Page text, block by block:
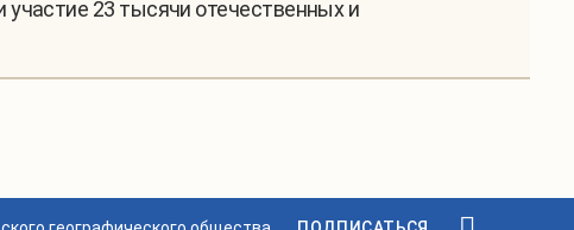
23 тысячи отечественных и